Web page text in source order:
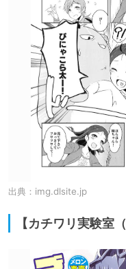
出典： img.dlsite.jp
【カチワリ実験室